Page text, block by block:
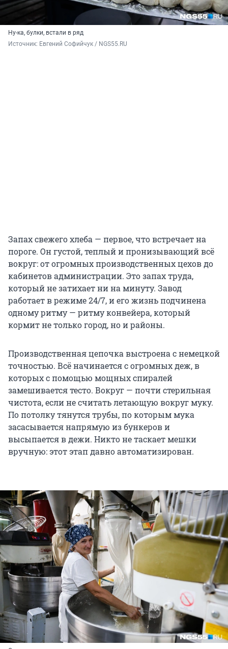
Ну-ка, булки, встали в ряд
Источник: Евгений Софийчук / NGS55.RU
Запах свежего хлеба — первое, что встречает на
пороге. Он густой, теплый и пронизывающий всё
вокруг: от огромных производственных цехов до
кабинетов администрации. Это запах труда,
который не затихает ни на минуту. Завод
работает в режиме 24/7, и его жизнь подчинена
одному ритму — ритму конвейера, который
кормит не только город, но и районы.
Производственная цепочка выстроена с немецкой
точностью. Всё начинается с огромных деж, в
которых с помощью мощных спиралей
замешивается тесто. Вокруг — почти стерильная
чистота, если не считать летающую вокруг муку.
По потолку тянутся трубы, по которым мука
засасывается напрямую из бункеров и
высыпается в дежи. Никто не таскает мешки
вручную: этот этап давно автоматизирован.